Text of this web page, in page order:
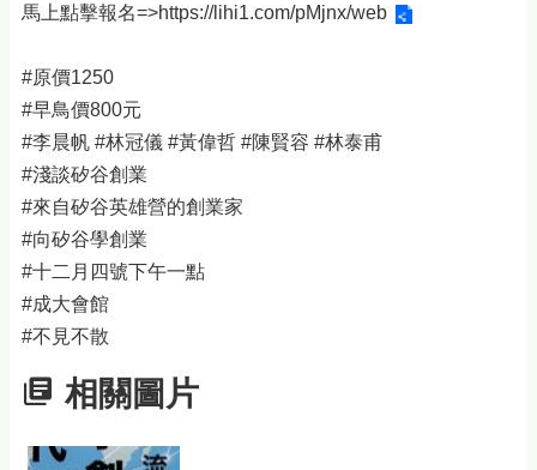
馬上點擊報名=>https://lihi1.com/pMjnx/web
#原價1250
#早鳥價800元
#李晨帆 #林冠儀 #黃偉哲 #陳賢容 #林泰甫
#淺談矽谷創業
#來自矽谷英雄營的創業家
#向矽谷學創業
#十二月四號下午一點
#成大會館
#不見不散
相關圖片